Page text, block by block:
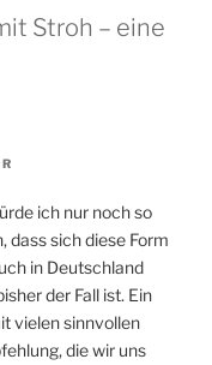
Stroh – eine
ich nur noch so
dass sich diese Form
in Deutschland
der Fall ist. Ein
vielen sinnvollen
die wir uns